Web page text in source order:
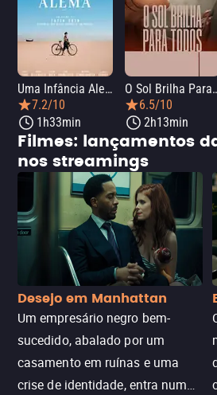
Uma Infância Alemã
7.2/10
1h33min
O Sol
6.5/10
2h13min
Filmes: lançamentos
nos streamings
Desejo em Manhattan
Um empresário negro bem-
sucedido, abalado por um
casamento em ruínas e uma
crise de identidade, entra num